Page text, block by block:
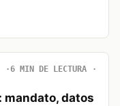
6 MIN DE LECTURA
mandato, datos